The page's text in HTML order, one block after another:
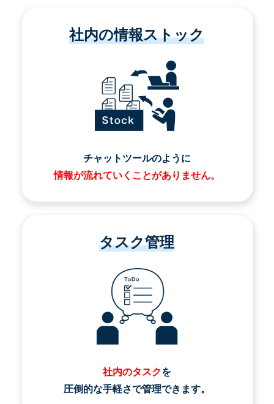
社内の情報ストック
チャットツールのように
情報が流れていくことがありません。
タスク管理
社内のタスクを
圧倒的な手軽さで管理できます。